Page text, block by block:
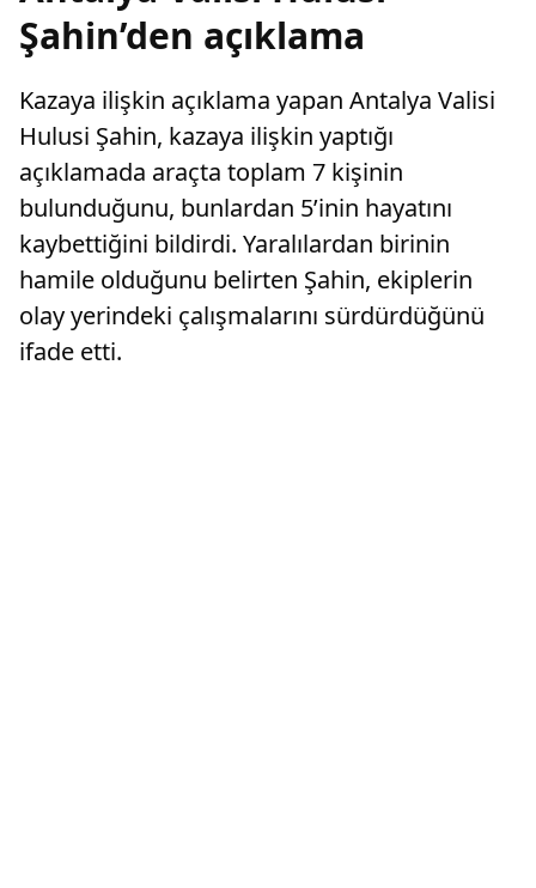
Şahin’den açıklama
Kazaya ilişkin açıklama yapan Antalya Valisi
Hulusi Şahin, kazaya ilişkin yaptığı
açıklamada araçta toplam 7 kişinin
bulunduğunu, bunlardan 5’inin hayatını
kaybettiğini bildirdi. Yaralılardan birinin
hamile olduğunu belirten Şahin, ekiplerin
olay yerindeki çalışmalarını sürdürdüğünü
ifade etti.